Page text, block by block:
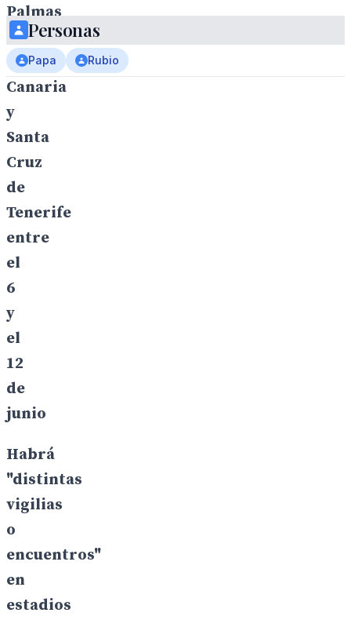
Palmas
de
Gran
Canaria
y
Santa
Cruz
de
Tenerife
entre
el
6
y
el
12
de
junio
Habrá
"distintas
vigilias
o
encuentros"
en
estadios
Personas
Papa Rubio